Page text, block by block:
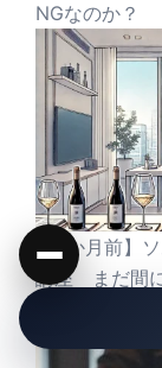
NGなのか？
【3か月前】
講座 まだ間